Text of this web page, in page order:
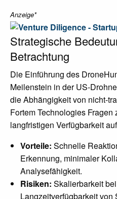
Anzeige*
Strategische
Betrachtung
Die Einführung des
Meilenstein in der US-
die Abhängigkeit von nicht-
Fortem Technologies
langfristigen Verfügbarkeit
Vorteile: Schnelle
Erkennung, minimaler
Analysefähigkeit.
Risiken: Skalierbarkeit
Langzeitverfügbarkeit von